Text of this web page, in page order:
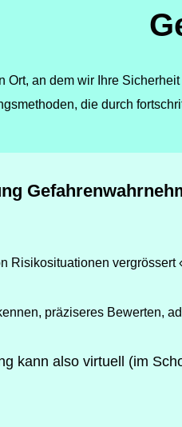
Ort, an dem wir Ihre
die durch
Risikosituationen vergrössert
präziseres Bewerten,
kann also virtuell (im